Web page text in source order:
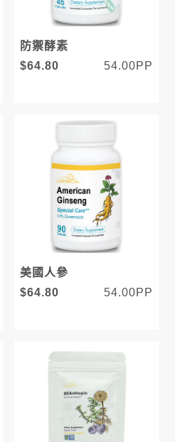
防禦酵素
$64.80
54.00PP
美國人參
$64.80
54.00PP